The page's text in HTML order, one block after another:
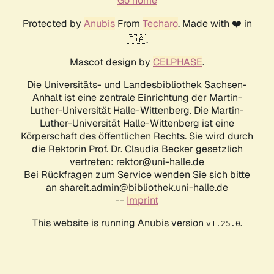
Protected by AnubisFrom Techaro. Made with ❤️ in
🇨🇦.
Mascot design by CELPHASE.
Die Universitäts- und Landesbibliothek Sachsen-
Anhalt ist eine zentrale Einrichtung der Martin-
Luther-Universität Halle-Wittenberg. Die Martin-
Luther-Universität Halle-Wittenberg ist eine
Körperschaft des öffentlichen Rechts. Sie wird durch
die Rektorin Prof. Dr. Claudia Becker gesetzlich
vertreten: rektor@uni-halle.de
Bei Rückfragen zum Service wenden Sie sich bitte
an shareit.admin@bibliothek.uni-halle.de
-- Imprint
This website is running Anubis version v1.25.0.